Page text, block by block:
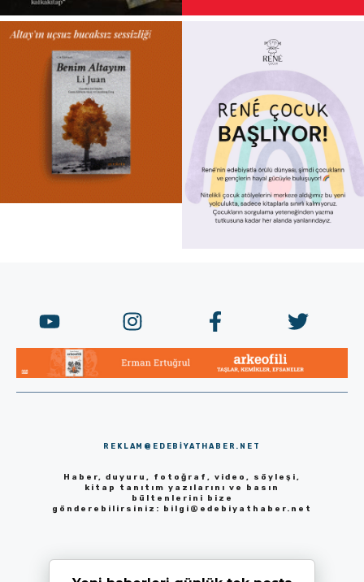
REKLAM@EDEBIYATHABER.NET
Haber, duyuru, fotoğraf, video, söyleşi,
kitap tanıtım yazılarını ve basın
bültenlerini bize
gönderebilirsiniz: bilgi@edebiyathaber.net